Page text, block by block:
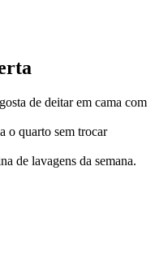
de deitar em cama com
o quarto sem trocar
de lavagens da semana.